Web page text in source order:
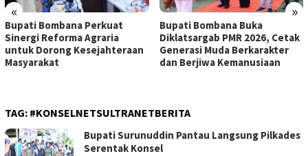
« »
Bupati Bombana Perkuat
Sinergi Reforma Agraria
untuk Dorong Kesejahteraan
Masyarakat
Bupati Bombana Buka
Diklatsargab PMR 2026, Cetak
Generasi Muda Berkarakter
dan Berjiwa Kemanusiaan
TAG: #KONSELNETSULTRANETBERITA
Bupati Surunuddin Pantau Langsung Pilkades
Serentak Konsel